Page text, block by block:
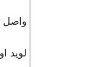
واصل
لويد